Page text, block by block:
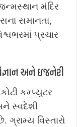
મંદિર
સમાનતા,
પ્રચાર
અને ઇજનેરી
કમ્પ્યુટર
સ્વદેશી
ગ્રામ્ય વિસ્તારો